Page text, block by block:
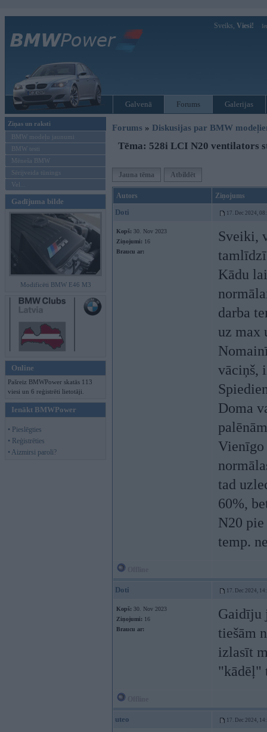
Sveiks, Viesi!
Galvenā Forums Galerijas
Ziņas un raksti
BMW modeļu jaunumi
BMW testi
Mēneša BMW
Sērijveida tūnings
Vel...
Gadījuma bilde
Modificēti BMW E46 M3
Online
Pašreiz BMWPower skatās 113
viesi un 6 reģistrēti lietotāji.
Ienākt BMWPower
• Pieslēgties
• Reģistrēties
• Aizmirsi paroli?
Forums » Diskusijas par BMW
Tēma: 528i LCI N20 ventilators
Jauna tēma Atbildēt
Autors Ziņojums
Doti 17. Dec 2024,
Kopš: 30. Nov 2023
Ziņojumi: 16
Braucu ar:
Sveiki,
Kādu
darba
uz max
vāciņš,
Doma
Vienīgo
tad
60%,
N20
temp.
Doti 17. Dec 2024,
Kopš: 30. Nov 2023
Ziņojumi: 16
Braucu ar:
Gaidīju
tiešām
izlasīt
"kādēļ"
uteo 17. Dec 2024,